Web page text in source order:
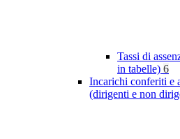
Tassi di
in tabelle) 6
Incarichi conferiti e
(dirigenti e non